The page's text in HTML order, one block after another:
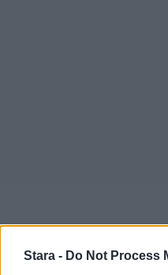
Stara - Do Not Process